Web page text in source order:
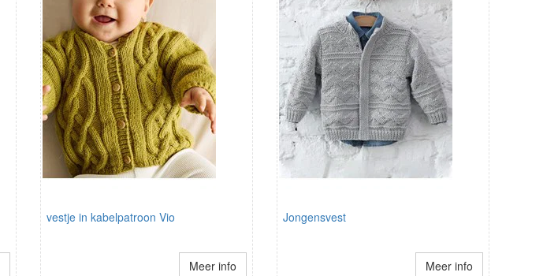
vestje in kabelpatroon Vio
Meer info
Jongensvest
Meer info